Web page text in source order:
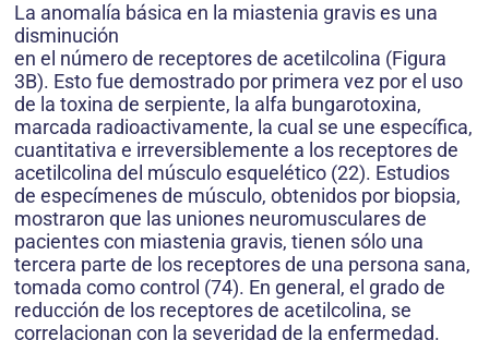
La anomalía básica en la miastenia gravis es una
disminución
en el número de receptores de acetilcolina (Figura
3B). Esto fue demostrado por primera vez por el uso
de la toxina de serpiente, la alfa bungarotoxina,
marcada radioactivamente, la cual se une específica,
cuantitativa e irreversiblemente a los receptores de
acetilcolina del músculo esquelético (22). Estudios
de especímenes de músculo, obtenidos por biopsia,
mostraron que las uniones neuromusculares de
pacientes con miastenia gravis, tienen sólo una
tercera parte de los receptores de una persona sana,
tomada como control (74). En general, el grado de
reducción de los receptores de acetilcolina, se
correlacionan con la severidad de la enfermedad.